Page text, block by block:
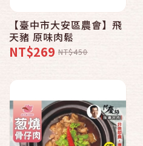
【臺中市大安區農會】飛
天豬 原味肉鬆
NT$269 NT$450